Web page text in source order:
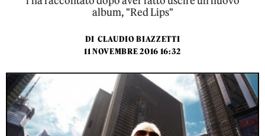
album, "Red Lips"
DI CLAUDIO BIAZZETTI
11 NOVEMBRE 2016 16:32